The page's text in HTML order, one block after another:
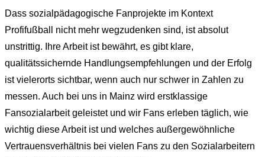
Dass sozialpädagogische Fanprojekte im Kontext
Profifußball nicht mehr wegzudenken sind, ist absolut
unstrittig. Ihre Arbeit ist bewährt, es gibt klare,
qualitätssichernde Handlungsempfehlungen und der Erfolg
ist vielerorts sichtbar, wenn auch nur schwer in Zahlen zu
messen. Auch bei uns in Mainz wird erstklassige
Fansozialarbeit geleistet und wir Fans erleben täglich, wie
wichtig diese Arbeit ist und welches außergewöhnliche
Vertrauensverhältnis bei vielen Fans zu den Sozialarbeitern